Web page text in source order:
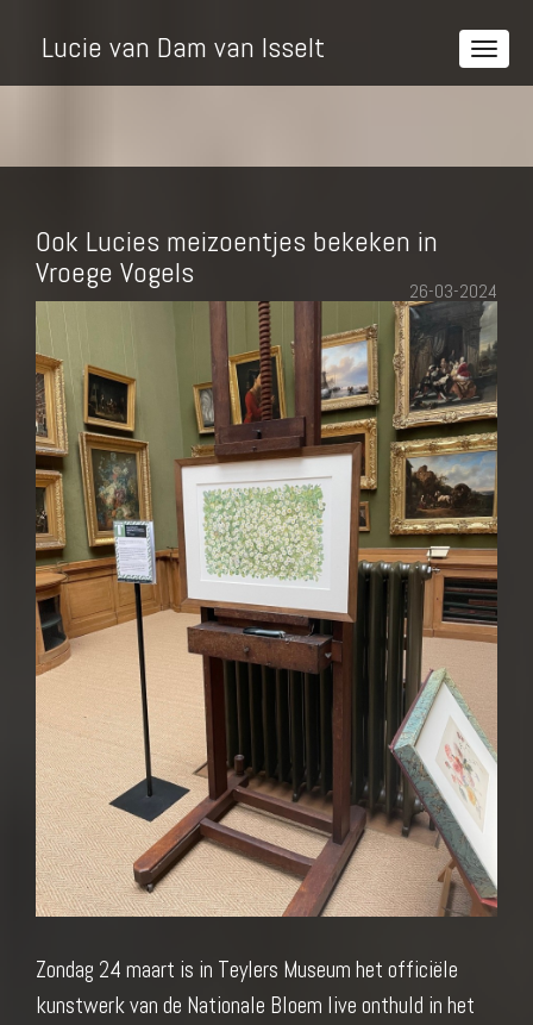
Lucie van Dam van Isselt
Ook Lucies meizoentjes bekeken in
Vroege Vogels
26-03-2024
Zondag 24 maart is in Teylers Museum het officiële
kunstwerk van de Nationale Bloem live onthuld in het